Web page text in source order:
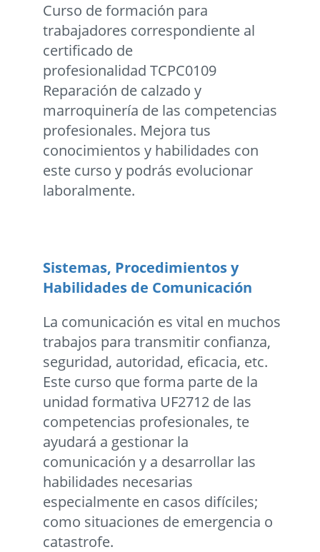
Curso de formación para
trabajadores correspondiente al
certificado de
profesionalidad TCPC0109
Reparación de calzado y
marroquinería de las competencias
profesionales. Mejora tus
conocimientos y habilidades con
este curso y podrás evolucionar
laboralmente.
Sistemas, Procedimientos y
Habilidades de Comunicación
La comunicación es vital en muchos
trabajos para transmitir confianza,
seguridad, autoridad, eficacia, etc.
Este curso que forma parte de la
unidad formativa UF2712 de las
competencias profesionales, te
ayudará a gestionar la
comunicación y a desarrollar las
habilidades necesarias
especialmente en casos difíciles;
como situaciones de emergencia o
catastrofe.